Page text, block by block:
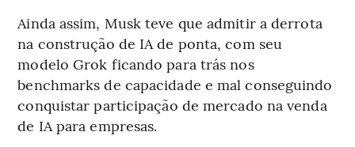
Ainda assim, Musk teve que admitir a derrota
na construção de IA de ponta, com seu
modelo Grok ficando para trás nos
benchmarks de capacidade e mal conseguindo
conquistar participação de mercado na venda
de IA para empresas.